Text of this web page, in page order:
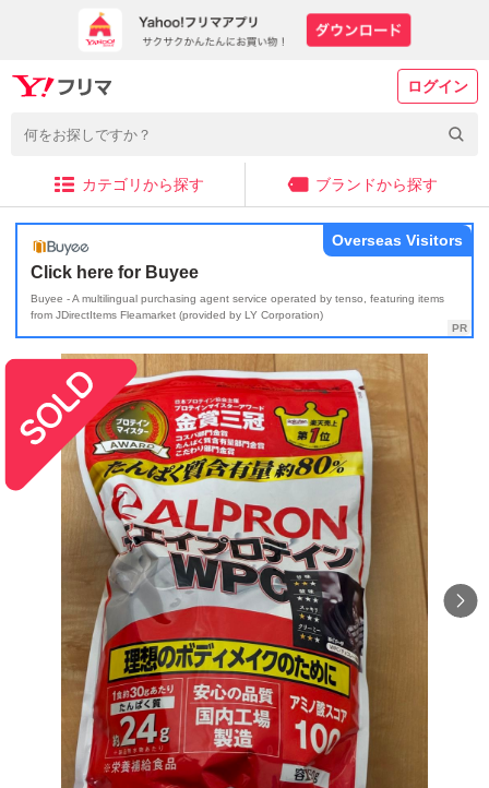
ログイン
カテゴリから探す ブランドから探す
Click here for Buyee
Buyee - A multilingual purchasing agent service operated by tenso, featuring items
from JDirectItems Fleamarket (provided by LY Corporation)
Overseas Visitors